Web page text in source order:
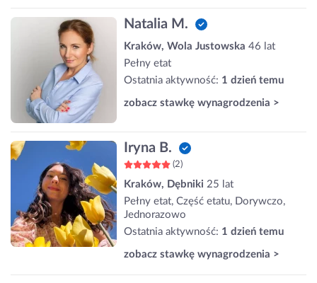
Natalia M.
Kraków, Wola Justowska 46 lat
Pełny etat
Ostatnia aktywność: 1 dzień temu
zobacz stawkę wynagrodzenia >
Iryna B.
(2)
Kraków, Dębniki 25 lat
Pełny etat, Część etatu, Dorywczo,
Jednorazowo
Ostatnia aktywność: 1 dzień temu
zobacz stawkę wynagrodzenia >